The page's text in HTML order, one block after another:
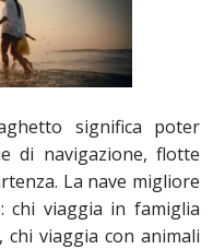
significa poter
di navigazione, flotte
La nave migliore
chi viaggia in famiglia
viaggia con animali